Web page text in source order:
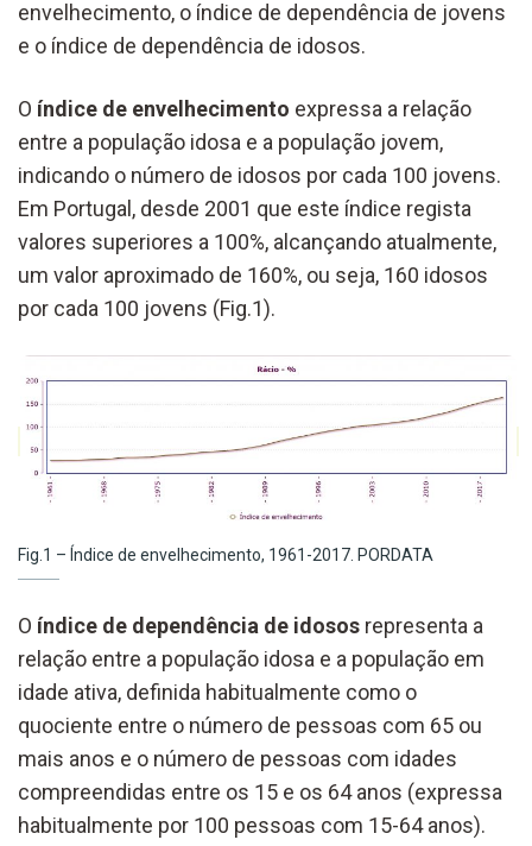
envelhecimento, o índice de dependência de jovens
e o índice de dependência de idosos.
O índice de envelhecimento expressa a relação
entre a população idosa e a população jovem,
indicando o número de idosos por cada 100 jovens.
Em Portugal, desde 2001 que este índice regista
valores superiores a 100%, alcançando atualmente,
um valor aproximado de 160%, ou seja, 160 idosos
por cada 100 jovens (Fig.1).
Fig.1 – Índice de envelhecimento, 1961-2017. PORDATA
O índice de dependência de idosos representa a
relação entre a população idosa e a população em
idade ativa, definida habitualmente como o
quociente entre o número de pessoas com 65 ou
mais anos e o número de pessoas com idades
compreendidas entre os 15 e os 64 anos (expressa
habitualmente por 100 pessoas com 15-64 anos).